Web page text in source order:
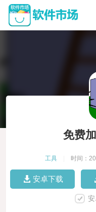
免费
工具 时间：
安卓下载